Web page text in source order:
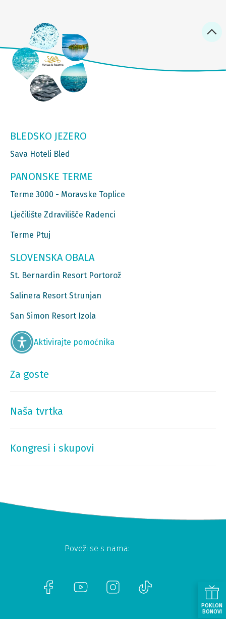
BLEDSKO JEZERO
Sava Hoteli Bled
PANONSKE TERME
Terme 3000 - Moravske Toplice
Lječilište Zdravilišče Radenci
Terme Ptuj
SLOVENSKA OBALA
St. Bernardin Resort Portorož
Salinera Resort Strunjan
San Simon Resort Izola
Aktivirajte pomoćnika
Za goste
Naša tvrtka
Kongresi i skupovi
Poveži se s nama:
POKLON
BONOVI